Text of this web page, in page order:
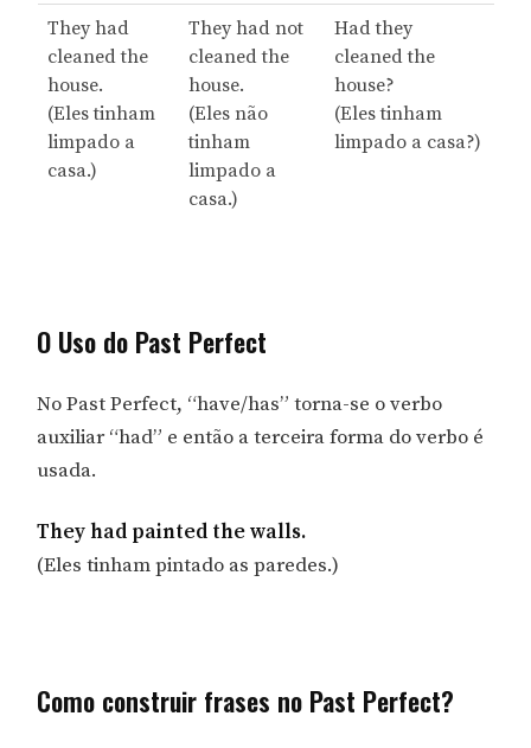
They had
cleaned the
house.
(Eles tinham
limpado a
casa.)
They had not
cleaned the
house.
(Eles não
tinham
limpado a
casa.)
Had they
cleaned the
house?
(Eles tinham
limpado a casa?)
O Uso do Past Perfect
No Past Perfect, “have/has” torna-se o verbo
auxiliar “had” e então a terceira forma do verbo é
usada.
They had painted the walls.
(Eles tinham pintado as paredes.)
Como construir frases no Past Perfect?